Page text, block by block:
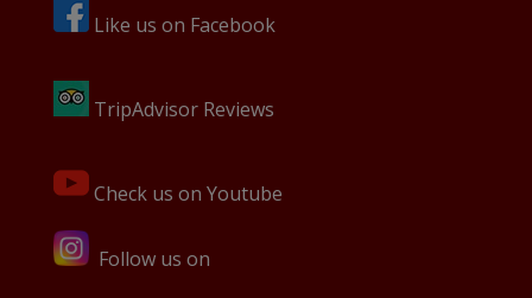
Like us on Facebook
TripAdvisor Reviews
Check us on Youtube
Follow us on